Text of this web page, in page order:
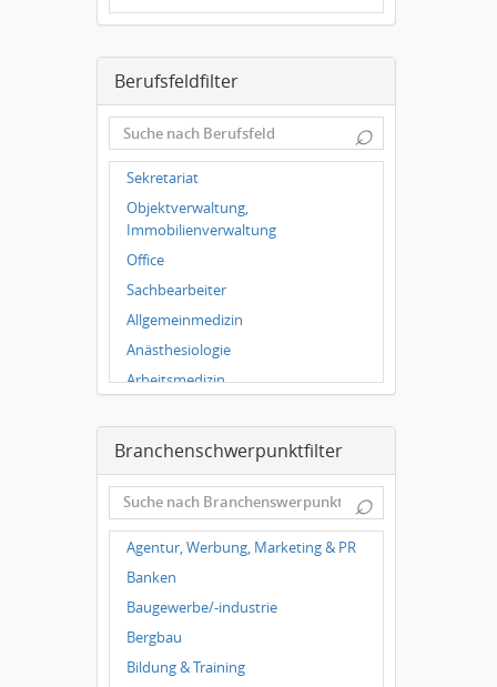
Dresden
Leipzig
Dortmund
Wuppertal
Hallbergmoos
Würzburg
Grünwald
Ulm
Bielefeld
Hannover
Duisburg
Berufsfeldfilter
⌕
Sekretariat
Objektverwaltung,
Immobilienverwaltung
Office
Sachbearbeiter
Allgemeinmedizin
Anästhesiologie
Arbeitsmedizin
Chirurgie
Frauenheilkunde, Geburtshilfe
Hals-Nasen-Ohrenheilkunde
Hautkrankheiten,
Geschlechtskrankheiten
Hygienemedizin, Umweltmedizin
Innere Medizin
Kieferchirurgie, Mundchirurgie,
Gesichtschirurgie
Branchenschwerpunktfilter
⌕
Agentur, Werbung, Marketing & PR
Banken
Baugewerbe/-industrie
Bergbau
Bildung & Training